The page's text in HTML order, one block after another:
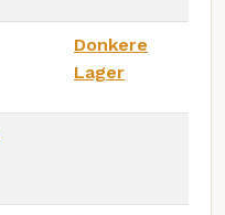
Donkere
Lager